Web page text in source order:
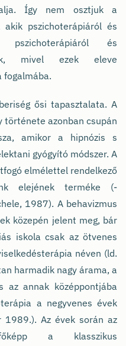
Így nem osztjuk a
akik pszichoterápiáról és
pszichoterápiáról és
mivel ezek eleve
fogalmába.
ősi tapasztalata. A
azonban csupán
amikor a hipnózis s
gyógyító módszer. A
elmélettel rendelkező
elejének terméke (-
1987). A behavizmus
közepén jelent meg, bár
iskola csak az ötvenes
néven (ld.
harmadik nagy árama, a
az annak középpontjába
a negyvenes évek
Az évek során az
a klasszikus